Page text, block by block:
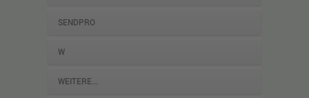
SENDPRO
W
WEITERE...